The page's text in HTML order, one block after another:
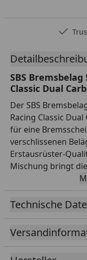
SBS Bremsbelag
Classic Dual
Der SBS
Racing Classic
für eine
verschlissenen
Erstausrüster-
Mischung bringt
Renntechnologie
Rennmaschinen:
höchste
klassischer
asbestfrei
Technische